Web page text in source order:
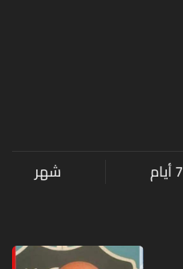
7 أيام شهر